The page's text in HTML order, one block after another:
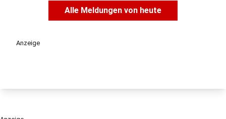
Alle Meldungen von heute
Anzeige